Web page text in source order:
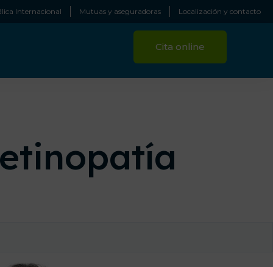
Internacional Mutuas y aseguradoras Localización y contacto
Cita online